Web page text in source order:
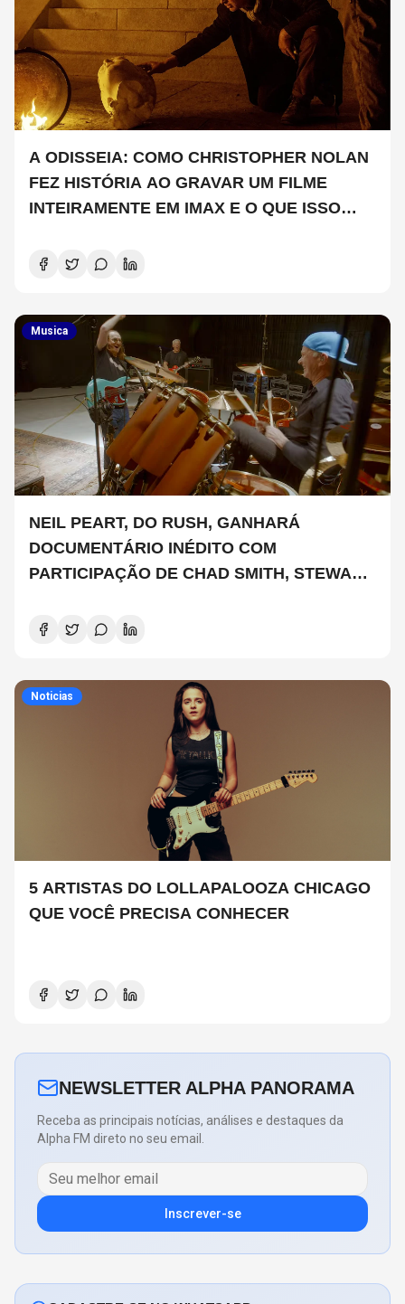
A ODISSEIA: COMO CHRISTOPHER NOLAN
FEZ HISTÓRIA AO GRAVAR UM FILME
INTEIRAMENTE EM IMAX E O QUE ISSO
Musica
NEIL PEART, DO RUSH, GANHARÁ
DOCUMENTÁRIO INÉDITO COM
PARTICIPAÇÃO DE CHAD SMITH, STEWART
Noticias
5 ARTISTAS DO LOLLAPALOOZA CHICAGO
QUE VOCÊ PRECISA CONHECER
NEWSLETTER ALPHA PANORAMA
Receba as principais notícias, análises e destaques da
Alpha FM direto no seu email.
Inscrever-se